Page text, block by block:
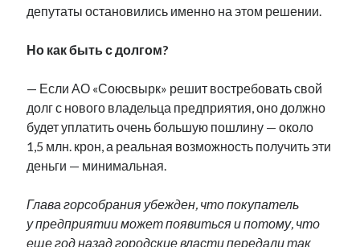
депутаты остановились именно на этом решении.
Но как быть с долгом?
— Если АО «Союсвырк» решит востребовать свой
долг с нового владельца предприятия, оно должно
будет уплатить очень большую пошлину — около
1,5 млн. крон, а реальная возможность получить эти
деньги — минимальная.
Глава горсобрания убежден, что покупатель
у предприятии может появиться и потому, что
еще год назад городские власти передали так